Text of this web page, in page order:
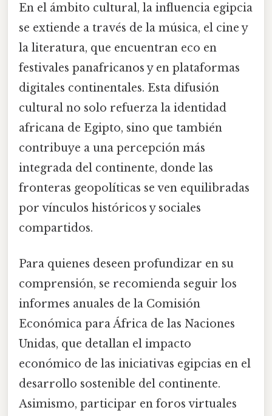
En el ámbito cultural, la influencia egipcia
se extiende a través de la música, el cine y
la literatura, que encuentran eco en
festivales panafricanos y en plataformas
digitales continentales. Esta difusión
cultural no solo refuerza la identidad
africana de Egipto, sino que también
contribuye a una percepción más
integrada del continente, donde las
fronteras geopolíticas se ven equilibradas
por vínculos históricos y sociales
compartidos.
Para quienes deseen profundizar en su
comprensión, se recomienda seguir los
informes anuales de la Comisión
Económica para África de las Naciones
Unidas, que detallan el impacto
económico de las iniciativas egipcias en el
desarrollo sostenible del continente.
Asimismo, participar en foros virtuales